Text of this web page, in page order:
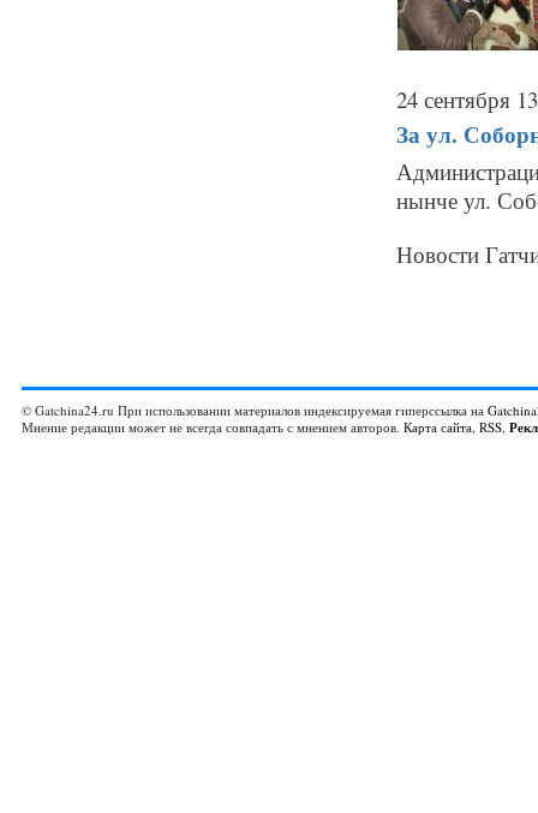
24 сентября
За ул.
нынче ул.
Новости
© Gatchina24.ru При использовании материалов индексируемая гиперссылка на
Мнение редакции может не всегда совпадать с мнением авторов. Карта сайта, RSS,